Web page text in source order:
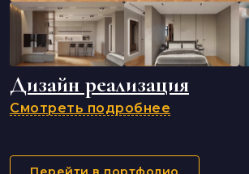
Дизайн реализация
Смотреть подробнее